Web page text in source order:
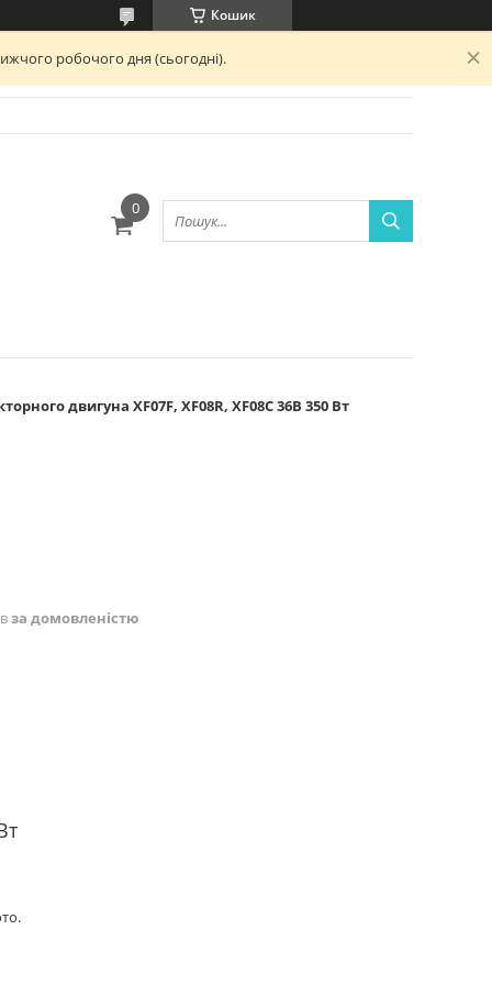
Кошик
робочого дня (сьогодні).
двигуна XF07F, XF08R, XF08C 36В 350 Вт
за домовленістю